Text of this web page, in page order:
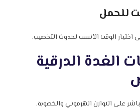
للحمل
اختيار الوقت الأنسب لحدوث التخصيب.
الغدة الدرقية
على التوازن الهرموني والخصوبة.